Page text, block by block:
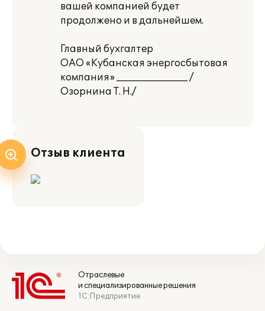
вашей компанией будет
продолжено и в дальнейшем.
Главный бухгалтер
ОАО «Кубанская энергосбытовая
компания» _______________ /
Озорнина Т. Н./
Отзыв клиента
Отраслевые
и специализированные решения
1С:Предприятие